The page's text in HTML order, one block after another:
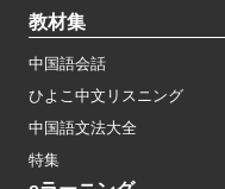
教材集
中国語会話
ひよこ中文リスニング
中国語文法大全
特集